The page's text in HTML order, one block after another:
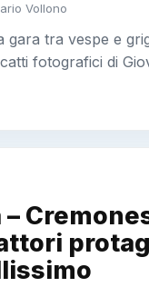
Vollono
gara tra vespe e
fotografici di